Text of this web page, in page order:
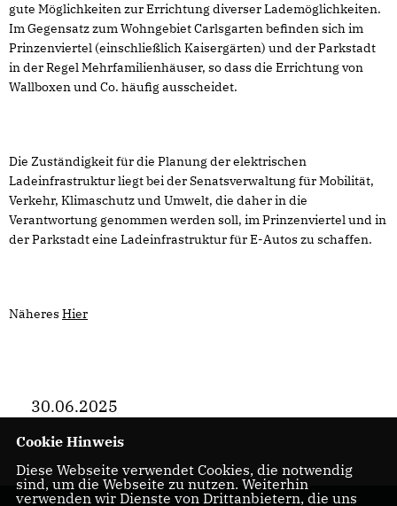
gute Möglichkeiten zur Errichtung diverser Lademöglichkeiten.
Im Gegensatz zum Wohngebiet Carlsgarten befinden sich im
Prinzenviertel (einschließlich Kaisergärten) und der Parkstadt
in der Regel Mehrfamilienhäuser, so dass die Errichtung von
Wallboxen und Co. häufig ausscheidet.
Die Zuständigkeit für die Planung der elektrischen
Ladeinfrastruktur liegt bei der Senatsverwaltung für Mobilität,
Verkehr, Klimaschutz und Umwelt, die daher in die
Verantwortung genommen werden soll, im Prinzenviertel und in
der Parkstadt eine Ladeinfrastruktur für E-Autos zu schaffen.
Näheres Hier
30.06.2025
Cookie Hinweis
Diese Webseite verwendet Cookies, die notwendig
sind, um die Webseite zu nutzen. Weiterhin
verwenden wir Dienste von Drittanbietern, die uns